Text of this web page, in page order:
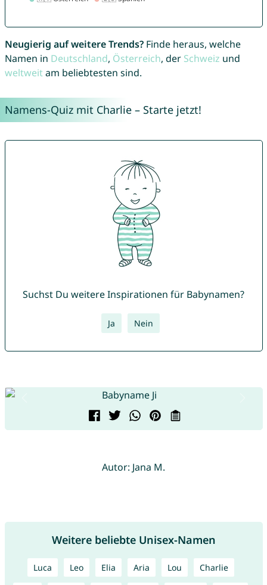
Neugierig auf weitere Trends?Finde heraus, welche
Namen in Deutschland, Österreich, der Schweiz und
weltweitam beliebtesten sind.
Namens-Quiz mit Charlie – Starte jetzt!
Suchst Du weitere Inspirationen für Babynamen?
Ja Nein
Autor: Jana M.
Weitere beliebte Unisex-Namen
Luca Leo Elia Aria Lou Charlie